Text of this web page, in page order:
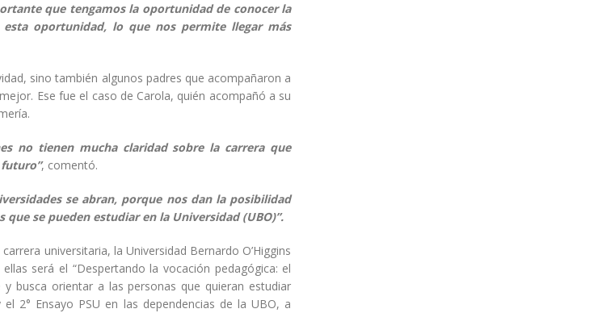
que tengamos la oportunidad de conocer la
oportunidad, lo que nos permite llegar más
sino también algunos padres que acompañaron a
Ese fue el caso de Carola, quién acompañó a su
no tienen mucha claridad sobre la carrera que
, comentó.
se abran, porque nos dan la posibilidad
se pueden estudiar en la Universidad (UBO)”.
universitaria, la Universidad Bernardo O’Higgins
será el “Despertando la vocación pedagógica: el
busca orientar a las personas que quieran estudiar
2° Ensayo PSU en las dependencias de la UBO, a